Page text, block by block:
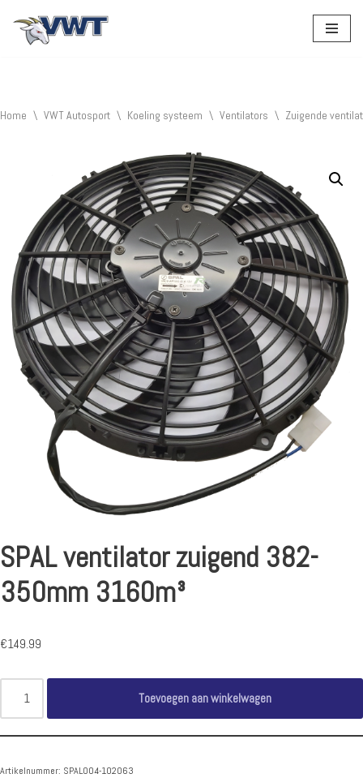
Home \ VWT Autosport \ Koeling systeem \ Ventilators \ Zuigende
SPAL ventilator zuigend 382-
350mm 3160m³
€149.99
Toevoegen aan winkelwagen
Artikelnummer: SPAL004-102063